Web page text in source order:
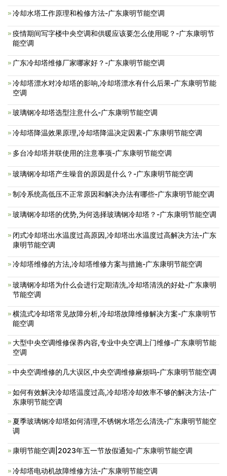
冷却水塔工作原理和检修方法-广东康明节能空调
疫情期间写字楼中央空调和供暖应该要怎么使用呢？-广东康明节
能空调
广东冷却塔维修厂家哪家好？-广东康明节能空调
冷却塔漂水对冷却塔的影响,冷却塔漂水有什么后果-广东康明节能
空调
玻璃钢冷却塔选型注意什么-广东康明节能空调
冷却塔降温效果原理,冷却塔降温决定因素-广东康明节能空调
多台冷却塔并联使用的注意事项-广东康明节能空调
玻璃钢冷却塔产生噪音的原因是什么？-广东康明节能空调
制冷系统高低压不正常原因和解决办法有哪些-广东康明节能空调
玻璃钢冷却塔的优势,为何选择玻璃钢冷却塔？-广东康明节能空调
闭式冷却塔出水温度过高原因,冷却塔出水温度过高解决方法-广东
康明节能空调
冷却塔维修的方法,冷却塔维修方案与措施-广东康明节能空调
玻璃钢冷却塔为什么会进行定期清洗,冷却塔清洗的好处-广东康明
节能空调
横流式冷却塔常见故障分析,冷却塔故障维修解决方案-广东康明节
能空调
大型中央空调维修保养内容,专业中央空调上门维修-广东康明节能
空调
中央空调维修的几大误区,中央空调维修麻烦吗-广东康明节能空调
如何有效解决冷却塔温度过高,冷却塔冷却效率不够的解决方法-广
东康明节能空调
夏季玻璃钢冷却塔如何清理,不锈钢水塔怎么清洗-广东康明节能空
调
康明节能空调|2023年五一节放假通知-广东康明节能空调
冷却塔电动机故障维修方法-广东康明节能空调